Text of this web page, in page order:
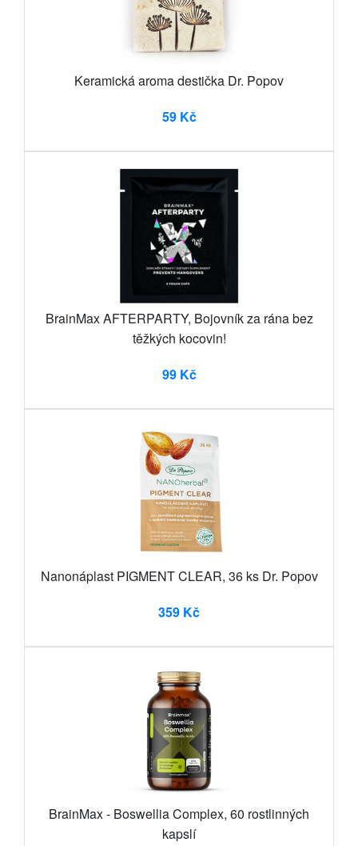
Keramická aroma destička Dr. Popov
59 Kč
BrainMax AFTERPARTY, Bojovník za rána bez
těžkých kocovin!
99 Kč
Nanonáplast PIGMENT CLEAR, 36 ks Dr. Popov
359 Kč
BrainMax - Boswellia Complex, 60 rostlinných
kapslí